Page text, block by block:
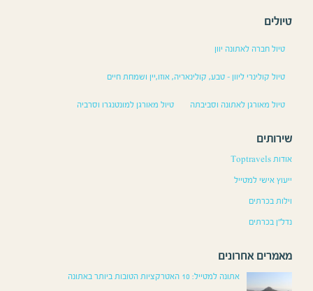
טיולים
טיול חברה לאתונה יוון
טיול קולינרי ליוון – טבע, קולינאריה, אוזו,יין ושמחת חיים
טיול מאורגן לאתונה וסביבתה טיול מאורגן למונטנגרו וסרביה
שירותים
אודות Toptravels
ייעוץ אישי למטייל
וילות בכרתים
נדל”ן בכרתים
מאמרים אחרונים
אתונה למטייל: 10 האטרקציות הטובות ביותר באתונה